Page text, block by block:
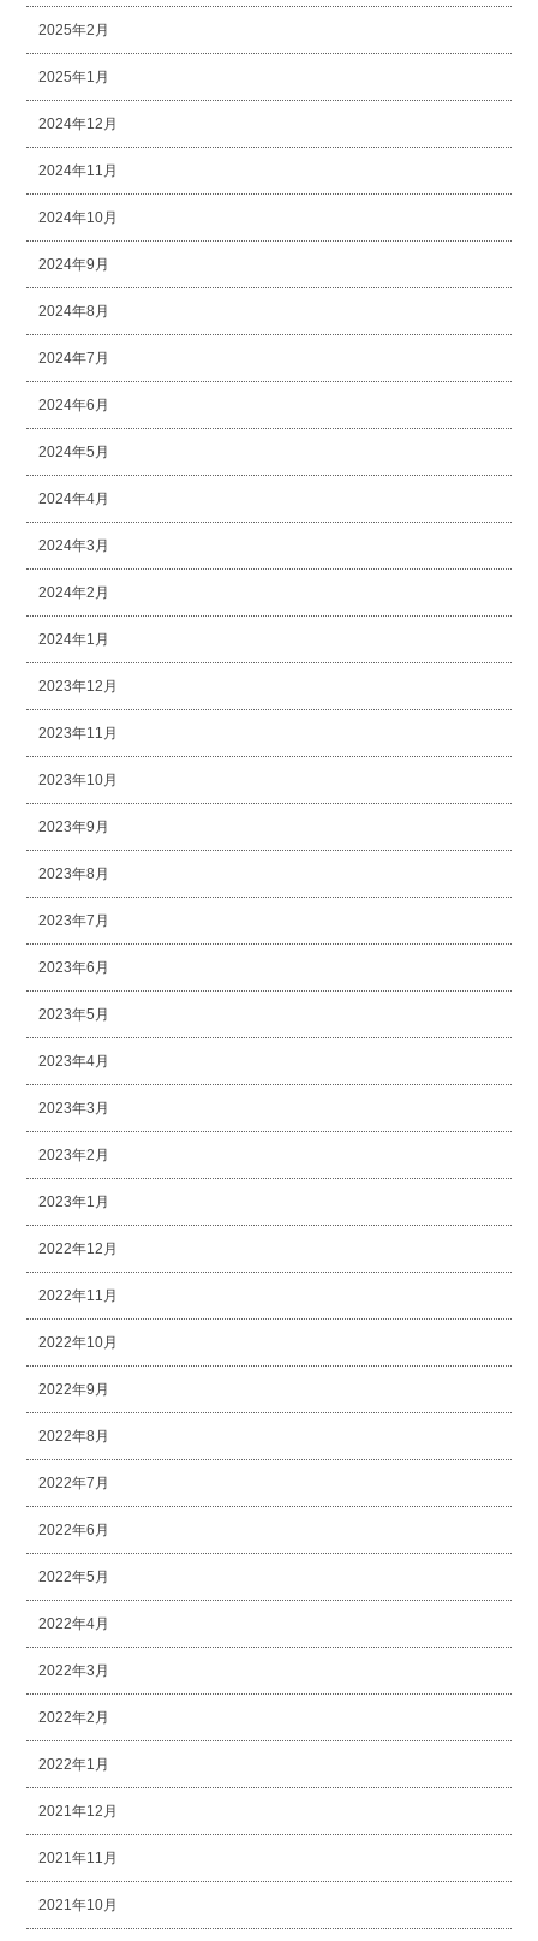
2025年2月
2025年1月
2024年12月
2024年11月
2024年10月
2024年9月
2024年8月
2024年7月
2024年6月
2024年5月
2024年4月
2024年3月
2024年2月
2024年1月
2023年12月
2023年11月
2023年10月
2023年9月
2023年8月
2023年7月
2023年6月
2023年5月
2023年4月
2023年3月
2023年2月
2023年1月
2022年12月
2022年11月
2022年10月
2022年9月
2022年8月
2022年7月
2022年6月
2022年5月
2022年4月
2022年3月
2022年2月
2022年1月
2021年12月
2021年11月
2021年10月